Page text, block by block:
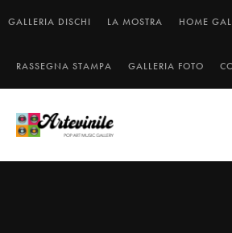
GALLERIA DISCHI LA MOSTRA HOME
RASSEGNA STAMPA GALLERIA FOTO